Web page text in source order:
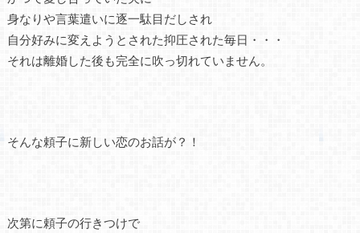
身なりや言葉遣いに逐一駄目だしされ
自分好みに変えようとされた抑圧された毎日・・・
それは離婚した後も完全に吹っ切れていません。
そんな頼子に新しい恋のお話が？！
次第に頼子の行きつけで